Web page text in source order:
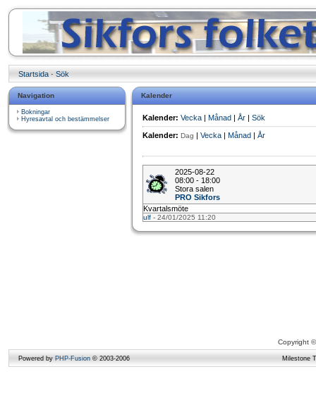
Startsida · Sök
Navigation
Bokningar
Hyresavtal och bestämmelser
Kalender
Kalender: Vecka | Månad | År | Sök
Kalender: Dag | Vecka | Månad | År
2025-08-22
08:00 - 18:00
Stora salen
PRO Sikfors
Kvartalsmöte
ulf - 24/01/2025 11:20
Copyright
Powered by PHP-Fusion © 2003-2006 Milestone